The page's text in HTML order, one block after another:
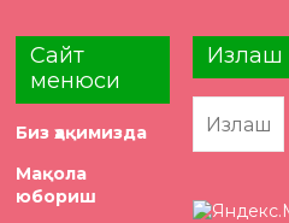
Сайт
менюси
Биз ҳақимизда
Мақола
юбориш
Излаш